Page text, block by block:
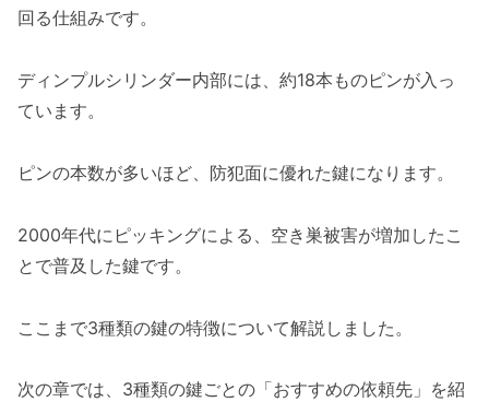
回る仕組みです。
ディンプルシリンダー内部には、約18本ものピンが入っ
ています。
ピンの本数が多いほど、防犯面に優れた鍵になります。
2000年代にピッキングによる、空き巣被害が増加したこ
とで普及した鍵です。
ここまで3種類の鍵の特徴について解説しました。
次の章では、3種類の鍵ごとの「おすすめの依頼先」を紹